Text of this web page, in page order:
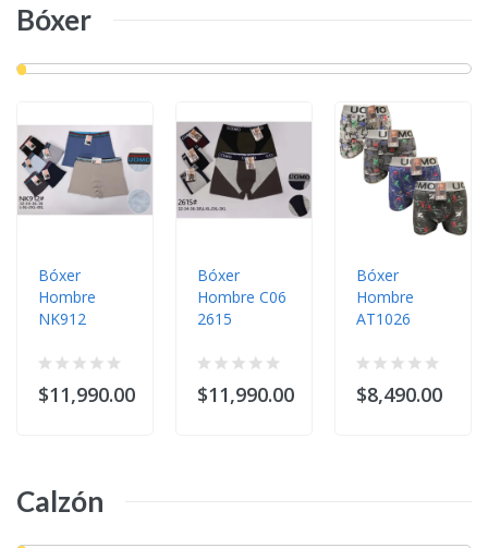
Bóxer
Bóxer
Hombre
NK912
$11,990.00
Bóxer
Hombre C06
2615
$11,990.00
Bóxer
Hombre
AT1026
$8,490.00
Calzón